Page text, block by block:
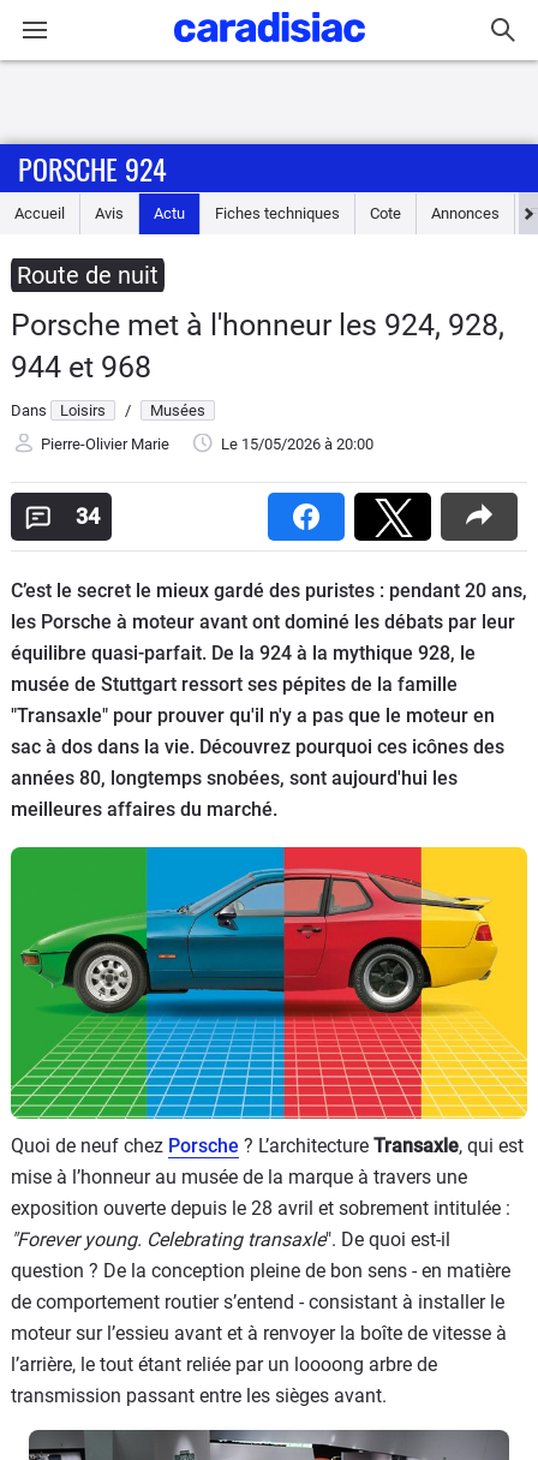
Accueil
Essais
Guide
d'achat
Electriques
Utilitaires
Auto
Services
Forum
Moto
Marques
PORSCHE 924
Accueil Avis Actu Fiches techniques Cote Annonces
Route de nuit
Porsche met à l'honneur les 924, 928,
944 et 968
Dans Loisirs /
Musées
Pierre-Olivier Marie
Le 15/05/2026 à 20:00
34
C’est le secret le mieux gardé des puristes : pendant 20 ans,
les Porsche à moteur avant ont dominé les débats par leur
équilibre quasi-parfait. De la 924 à la mythique 928, le
musée de Stuttgart ressort ses pépites de la famille
"Transaxle" pour prouver qu'il n'y a pas que le moteur en
sac à dos dans la vie. Découvrez pourquoi ces icônes des
années 80, longtemps snobées, sont aujourd'hui les
meilleures affaires du marché.
Quoi de neuf chez Porsche ? L’architecture Transaxle, qui est
mise à l’honneur au musée de la marque à travers une
exposition ouverte depuis le 28 avril et sobrement intitulée :
"Forever young. Celebrating transaxle". De quoi est-il
question ? De la conception pleine de bon sens - en matière
de comportement routier s’entend - consistant à installer le
moteur sur l’essieu avant et à renvoyer la boîte de vitesse à
l’arrière, le tout étant reliée par un loooong arbre de
transmission passant entre les sièges avant.